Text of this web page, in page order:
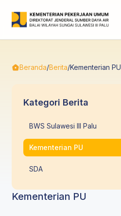
Beranda/Berita/Kementerian PU
Kategori Berita
BWS Sulawesi III Palu
Kementerian PU
SDA
Kementerian PU